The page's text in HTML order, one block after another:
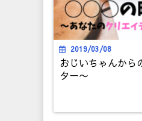
2019/03/08
おじいちゃんから
ター〜